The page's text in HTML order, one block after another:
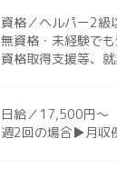
資格／ヘルパー2級
無資格・未経験で
資格取得支援等、
日給／17,500円〜
週2回の場合▶月収